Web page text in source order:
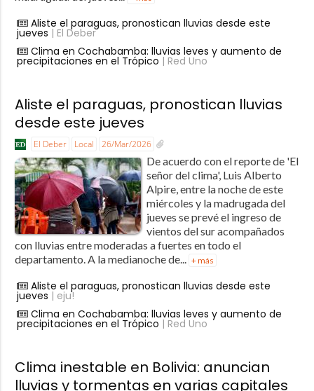
Aliste el paraguas, pronostican lluvias desde este
jueves | El Deber
Clima en Cochabamba: lluvias leves y aumento de
precipitaciones en el Trópico | Red Uno
Aliste el paraguas, pronostican lluvias
desde este jueves
El Deber Local 26/Mar/2026
De acuerdo con el reporte de 'El
señor del clima', Luis Alberto
Alpire, entre la noche de este
miércoles y la madrugada del
jueves se prevé el ingreso de
vientos del sur acompañados
con lluvias entre moderadas a fuertes en todo el
departamento. A la medianoche de...
+ más
Aliste el paraguas, pronostican lluvias desde este
jueves | eju!
Clima en Cochabamba: lluvias leves y aumento de
precipitaciones en el Trópico | Red Uno
Clima inestable en Bolivia: anuncian
lluvias y tormentas en varias capitales